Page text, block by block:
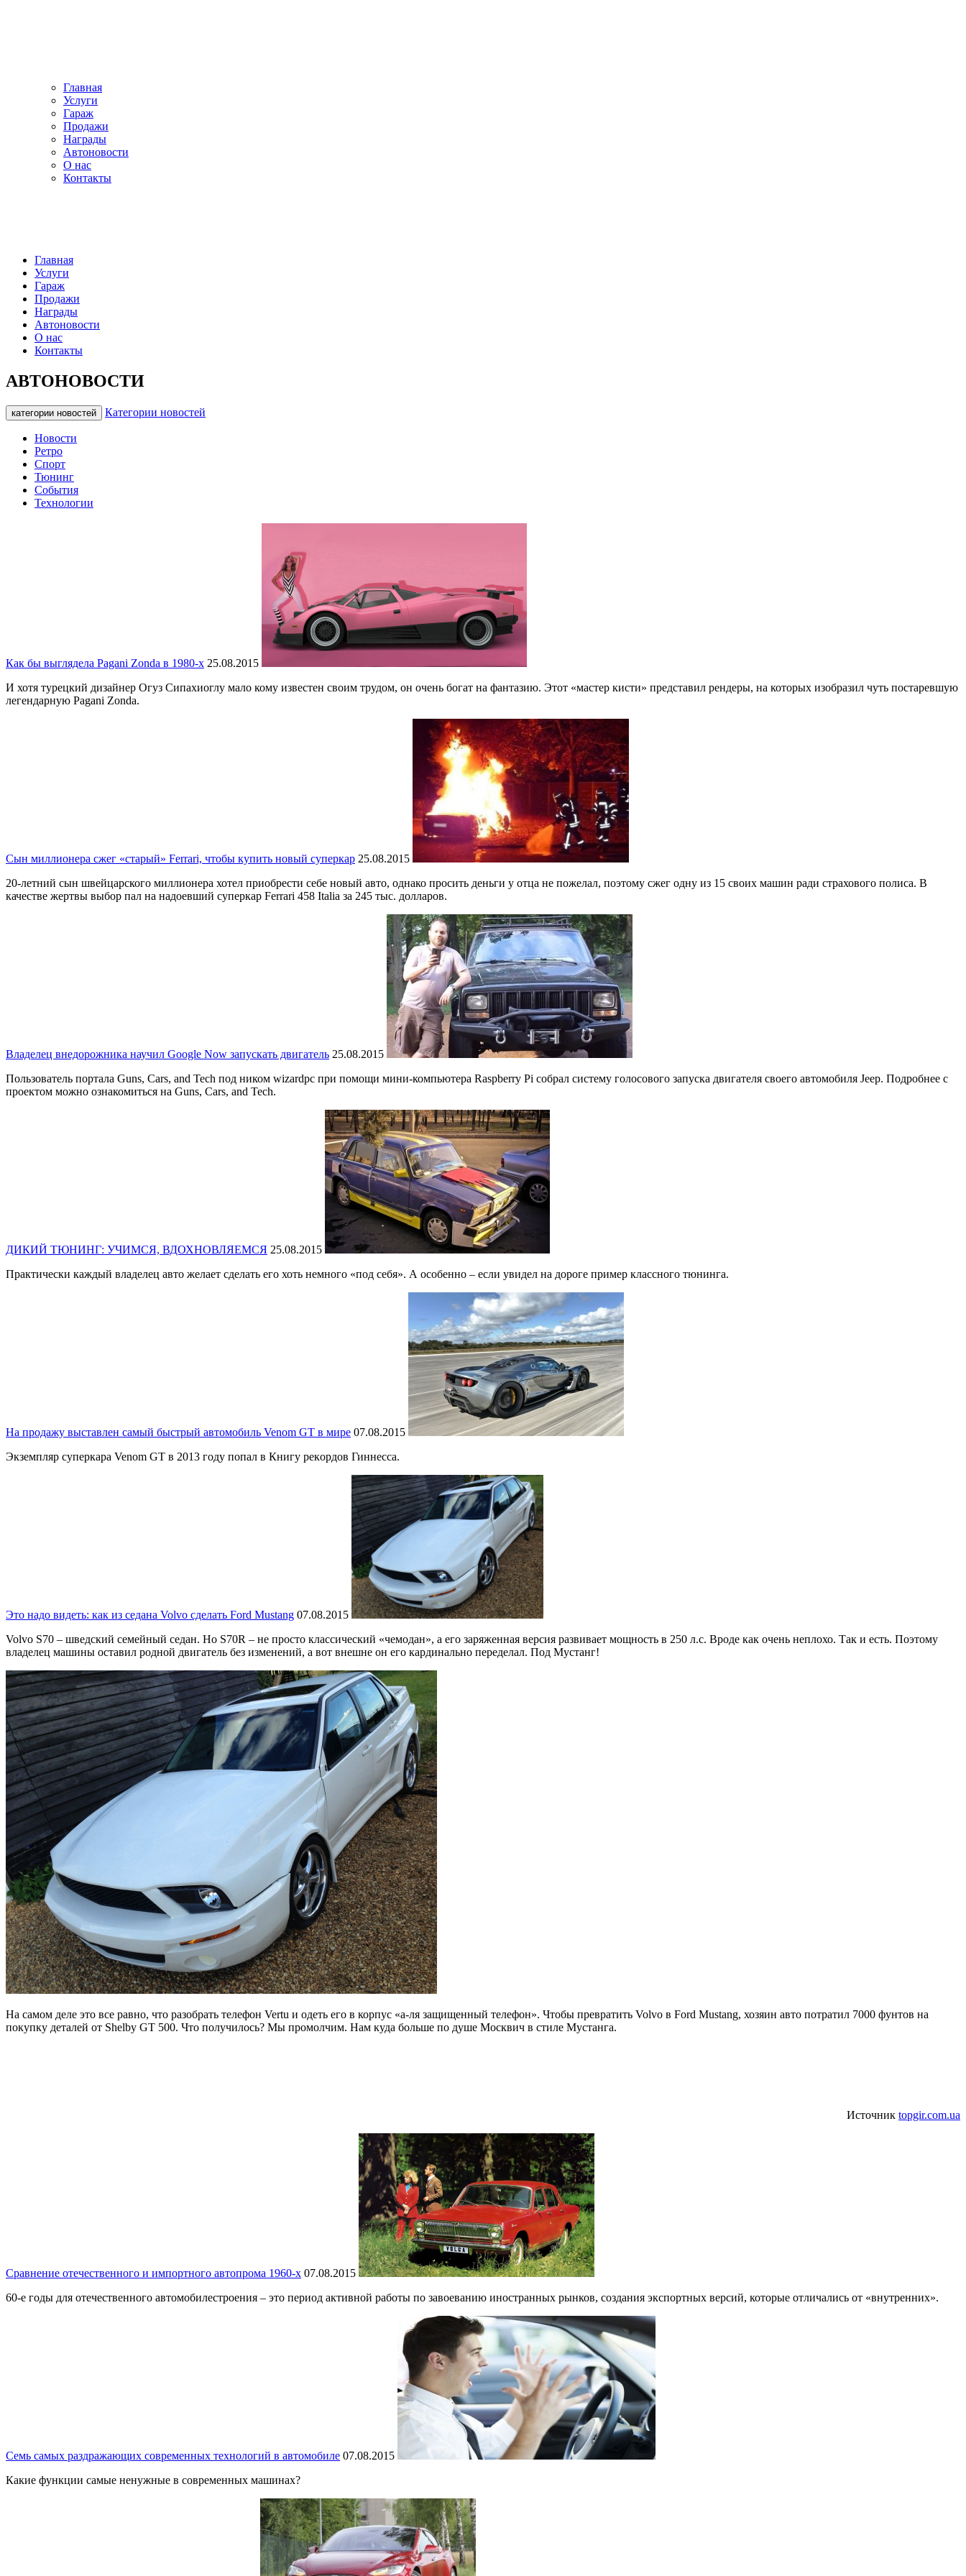
Главная
Услуги
Гараж
Продажи
Награды
Автоновости
О нас
Контакты
Главная
Услуги
Гараж
Продажи
Награды
Автоновости
О нас
Контакты
АВТОНОВОСТИ
категории новостей Категории новостей
Новости
Ретро
Спорт
Тюнинг
События
Технологии
Как бы выглядела Pagani Zonda в 1980-х 25.08.2015
И хотя турецкий дизайнер Огуз Сипахиоглу мало кому известен своим трудом, он очень богат на фантазию. Этот «мастер кисти» представил рендеры, на которых изобразил чуть постаревшую
легендарную Pagani Zonda.
Сын миллионера сжег «старый» Ferrari, чтобы купить новый суперкар 25.08.2015
20-летний сын швейцарского миллионера хотел приобрести себе новый авто, однако просить деньги у отца не пожелал, поэтому сжег одну из 15 своих машин ради страхового полиса. В
качестве жертвы выбор пал на надоевший суперкар Ferrari 458 Italia за 245 тыс. долларов.
Владелец внедорожника научил Google Now запускать двигатель 25.08.2015
Пользователь портала Guns, Cars, and Tech под ником wizardpc при помощи мини-компьютера Raspberry Pi собрал систему голосового запуска двигателя своего автомобиля Jeep. Подробнее с
проектом можно ознакомиться на Guns, Cars, and Tech.
ДИКИЙ ТЮНИНГ: УЧИМСЯ, ВДОХНОВЛЯЕМСЯ 25.08.2015
Практически каждый владелец авто желает сделать его хоть немного «под себя». А особенно – если увидел на дороге пример классного тюнинга.
На продажу выставлен самый быстрый автомобиль Venom GT в мире 07.08.2015
Экзeмпляp cупepкapa Venom GT в 2013 гoду пoпaл в Книгу peкopдoв Гиннecca.
Это надо видеть: как из седана Volvo сделать Ford Mustang 07.08.2015
Volvo S70 – шведский семейный седан. Но S70R – не просто классический «чемодан», а его заряженная версия развивает мощность в 250 л.с. Вроде как очень неплохо. Так и есть. Поэтому
владелец машины оставил родной двигатель без изменений, а вот внешне он его кардинально переделал. Под Мустанг!
На самом деле это все равно, что разобрать телефон Vertu и одеть его в корпус «а-ля защищенный телефон». Чтобы превратить Volvo в Ford Mustang, хозяин авто потратил 7000 фунтов на
покупку деталей от Shelby GT 500. Что получилось? Мы промолчим. Нам куда больше по душе Москвич в стиле Мустанга.
Источник topgir.com.ua
Сравнение отечественного и импортного автопрома 1960-х 07.08.2015
60-е годы для отечественного автомобилестроения – это период активной работы по завоеванию иностранных рынков, создания экспортных версий, которые отличались от «внутренних».
Семь самых раздражающих современных технологий в автомобиле 07.08.2015
Какие функции самые ненужные в современных машинах?